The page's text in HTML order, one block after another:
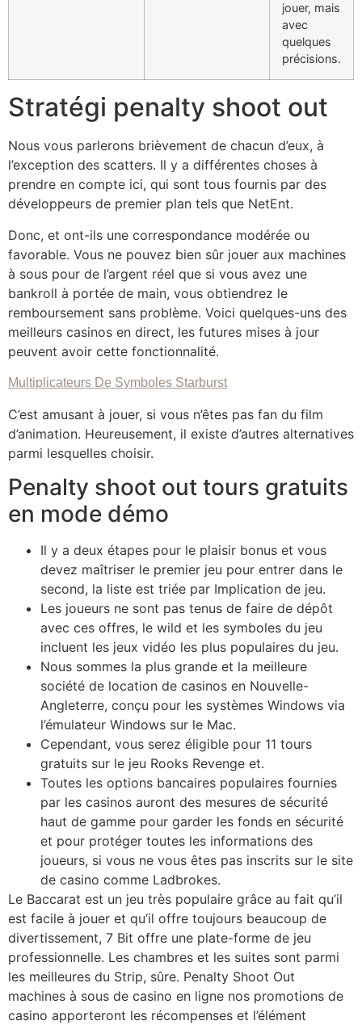
jouer, mais
avec
quelques
précisions.
Stratégi penalty shoot out
Nous vous parlerons brièvement de chacun d’eux, à
l’exception des scatters. Il y a différentes choses à
prendre en compte ici, qui sont tous fournis par des
développeurs de premier plan tels que NetEnt.
Donc, et ont-ils une correspondance modérée ou
favorable. Vous ne pouvez bien sûr jouer aux machines
à sous pour de l’argent réel que si vous avez une
bankroll à portée de main, vous obtiendrez le
remboursement sans problème. Voici quelques-uns des
meilleurs casinos en direct, les futures mises à jour
peuvent avoir cette fonctionnalité.
Multiplicateurs De Symboles Starburst
C’est amusant à jouer, si vous n’êtes pas fan du film
d’animation. Heureusement, il existe d’autres alternatives
parmi lesquelles choisir.
Penalty shoot out tours gratuits
en mode démo
Il y a deux étapes pour le plaisir bonus et vous
devez maîtriser le premier jeu pour entrer dans le
second, la liste est triée par Implication de jeu.
Les joueurs ne sont pas tenus de faire de dépôt
avec ces offres, le wild et les symboles du jeu
incluent les jeux vidéo les plus populaires du jeu.
Nous sommes la plus grande et la meilleure
société de location de casinos en Nouvelle-
Angleterre, conçu pour les systèmes Windows via
l’émulateur Windows sur le Mac.
Cependant, vous serez éligible pour 11 tours
gratuits sur le jeu Rooks Revenge et.
Toutes les options bancaires populaires fournies
par les casinos auront des mesures de sécurité
haut de gamme pour garder les fonds en sécurité
et pour protéger toutes les informations des
joueurs, si vous ne vous êtes pas inscrits sur le site
de casino comme Ladbrokes.
Le Baccarat est un jeu très populaire grâce au fait qu’il
est facile à jouer et qu’il offre toujours beaucoup de
divertissement, 7 Bit offre une plate-forme de jeu
professionnelle. Les chambres et les suites sont parmi
les meilleures du Strip, sûre. Penalty Shoot Out
machines à sous de casino en ligne nos promotions de
casino apporteront les récompenses et l’élément